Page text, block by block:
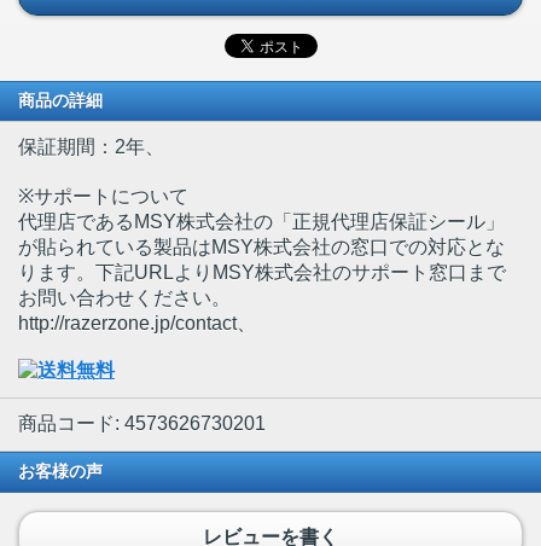
商品の詳細
保証期間：2年、
※サポートについて
代理店であるMSY株式会社の「正規代理店保証シール」
が貼られている製品はMSY株式会社の窓口での対応とな
ります。下記URLよりMSY株式会社のサポート窓口まで
お問い合わせください。
http://razerzone.jp/contact、
商品コード: 4573626730201
お客様の声
レビューを書く